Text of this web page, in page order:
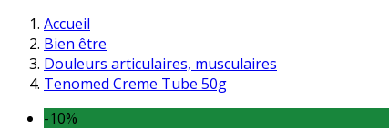
Accueil
Bien être
Douleurs articulaires, musculaires
Tenomed Creme Tube 50g
-10%